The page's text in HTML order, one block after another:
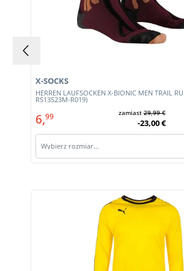
HERREN LAUFSOCKEN X-BIONIC MEN TRAIL
RS13S23M-R019)
X-SOCKS
6,99 zamiast29,99 €
-23,00 €
Wybierz rozmiar…